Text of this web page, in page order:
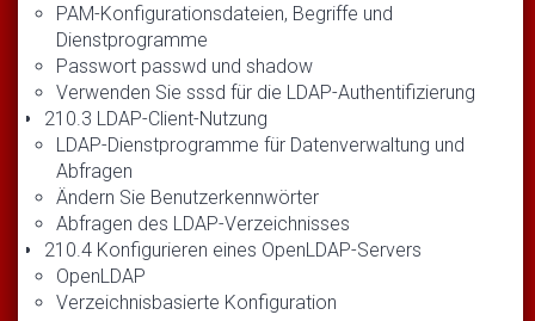
PAM-Konfigurationsdateien, Begriffe und
Dienstprogramme
Passwort passwd und shadow
Verwenden Sie sssd für die LDAP-Authentifizierung
210.3 LDAP-Client-Nutzung
LDAP-Dienstprogramme für Datenverwaltung und
Abfragen
Ändern Sie Benutzerkennwörter
Abfragen des LDAP-Verzeichnisses
210.4 Konfigurieren eines OpenLDAP-Servers
OpenLDAP
Verzeichnisbasierte Konfiguration